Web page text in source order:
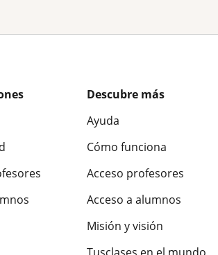
Descubre más
Ayuda
Cómo funciona
Acceso profesores
Acceso a alumnos
Misión y visión
Tusclases en el mundo